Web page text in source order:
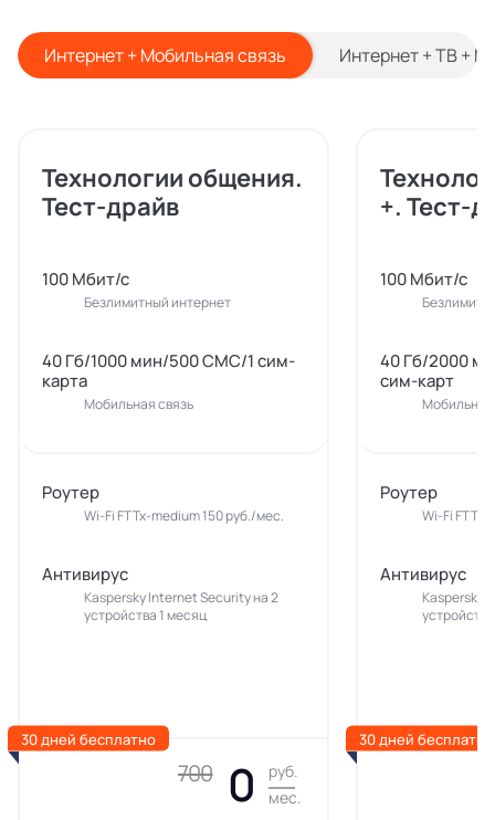
Интернет + Мобильная связь Интернет + ТВ +
Технологии общения.
Тест-драйв
100 Мбит/с
Безлимитный интернет
40 Гб/1000 мин/500 СМС/1 сим-
карта
Мобильная связь
Роутер
Wi-Fi FTTx-medium 150 руб./мес.
Антивирус
Kaspersky Internet Security на 2
устройства 1 месяц
700 0
руб.
мес.
30 дней бесплатно
+. Тест-
100 Мбит/с
40 Гб/2000
сим-карт
Мобильная
Роутер
Wi-Fi
Антивирус
Kaspersky
30 дней бесплатно